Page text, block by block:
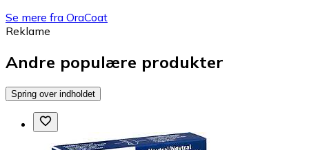
Se mere fra OraCoat
Reklame
Andre populære produkter
Spring over indholdet